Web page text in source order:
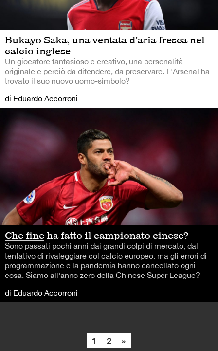
Bukayo Saka, una ventata d’aria fresca nel
calcio inglese
Un giocatore fantasioso e creativo, una personalità
originale e perciò da difendere, da preservare. L'Arsenal ha
trovato il suo nuovo uomo-simbolo?
di Eduardo Accorroni
Che fine ha fatto il campionato cinese?
Sono passati pochi anni dai grandi colpi di mercato, dal
tentativo di rivaleggiare col calcio europeo, ma gli errori di
programmazione e la pandemia hanno cancellato ogni
cosa. Siamo all'anno zero della Chinese Super League?
di Eduardo Accorroni
1 2 »